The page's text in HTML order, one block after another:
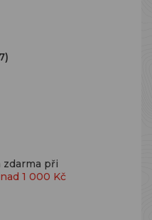
zdarma při
nad 1 000 Kč